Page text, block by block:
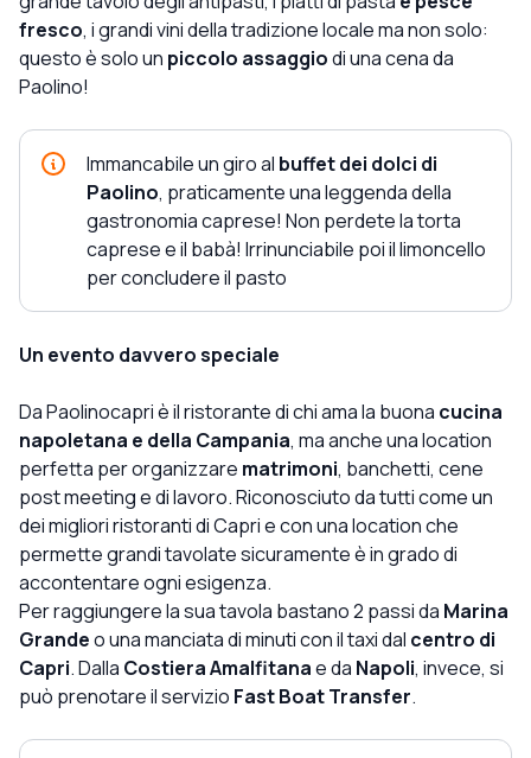
fresco, i grandi vini della tradizione locale ma non solo:
questo è solo un piccolo assaggiodi una cena da
Paolino!
Immancabile un giro al buffet dei dolci di
Paolino, praticamente una leggenda della
gastronomia caprese! Non perdete la torta
caprese e il babà! Irrinunciabile poi il limoncello
per concludere il pasto
Un evento davvero speciale
Da Paolinocapri è il ristorante di chi ama la buona cucina
napoletana e della Campania, ma anche una location
perfetta per organizzare matrimoni, banchetti, cene
post meeting e di lavoro. Riconosciuto da tutti come un
dei migliori ristoranti di Capri e con una location che
permette grandi tavolate sicuramente è in grado di
accontentare ogni esigenza.
Per raggiungere la sua tavola bastano 2 passi da Marina
Grandeo una manciata di minuti con il taxi dal centro di
Capri. Dalla Costiera Amalfitanae da Napoli, invece, si
può prenotare il servizio Fast Boat Transfer.